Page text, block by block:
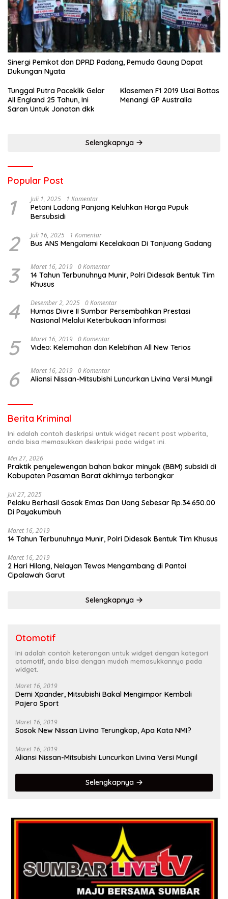
Sinergi Pemkot dan DPRD Padang, Pemuda Gaung Dapat
Dukungan Nyata
Tunggal Putra Paceklik Gelar
All England 25 Tahun, Ini
Saran Untuk Jonatan dkk
Klasemen F1 2019 Usai Bottas
Menangi GP Australia
Selengkapnya
Popular Post
1 Juli 1, 2025 1 Komentar
Petani Ladang Panjang Keluhkan Harga Pupuk
Bersubsidi
2 Juli 16, 2025 1 Komentar
Bus ANS Mengalami Kecelakaan Di Tanjuang Gadang
3 Maret 16, 2019 0 Komentar
14 Tahun Terbunuhnya Munir, Polri Didesak Bentuk Tim
Khusus
4 Desember 2, 2025 0 Komentar
Humas Divre II Sumbar Persembahkan Prestasi
Nasional Melalui Keterbukaan Informasi
5 Maret 16, 2019 0 Komentar
Video: Kelemahan dan Kelebihan All New Terios
6 Maret 16, 2019 0 Komentar
Aliansi Nissan-Mitsubishi Luncurkan Livina Versi Mungil
Berita Kriminal
Ini adalah contoh deskripsi untuk widget recent post wpberita,
anda bisa memasukkan deskripsi pada widget ini.
Mei 27, 2026
Praktik penyelewengan bahan bakar minyak (BBM) subsidi di
Kabupaten Pasaman Barat akhirnya terbongkar
Juli 27, 2025
Pelaku Berhasil Gasak Emas Dan Uang Sebesar Rp.34.650.00
Di Payakumbuh
Maret 16, 2019
14 Tahun Terbunuhnya Munir, Polri Didesak Bentuk Tim Khusus
Maret 16, 2019
2 Hari Hilang, Nelayan Tewas Mengambang di Pantai
Cipalawah Garut
Selengkapnya
Otomotif
Ini adalah contoh keterangan untuk widget dengan kategori
otomotif, anda bisa dengan mudah memasukkannya pada
widget.
Maret 16, 2019
Demi Xpander, Mitsubishi Bakal Mengimpor Kembali
Pajero Sport
Maret 16, 2019
Sosok New Nissan Livina Terungkap, Apa Kata NMI?
Maret 16, 2019
Aliansi Nissan-Mitsubishi Luncurkan Livina Versi Mungil
Selengkapnya